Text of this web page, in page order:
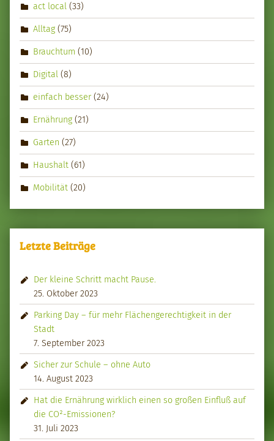
act local (33)
Alltag (75)
Brauchtum (10)
Digital (8)
einfach besser(24)
Ernährung (21)
Garten (27)
Haushalt (61)
Mobilität (20)
Letzte Beiträge
Der kleine Schritt macht Pause.
25. Oktober 2023
Parking Day – für mehr Flächengerechtigkeit in der
Stadt
7. September 2023
Sicher zur Schule – ohne Auto
14. August 2023
Hat die Ernährung wirklich einen so großen Einfluß auf
die CO²-Emissionen?
31. Juli 2023